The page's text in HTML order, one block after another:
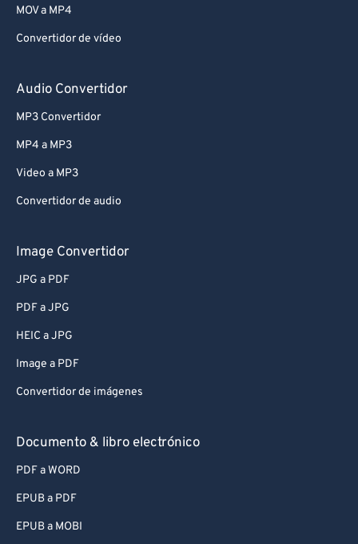
MOV a MP4
Convertidor de vídeo
Audio Convertidor
MP3 Convertidor
MP4 a MP3
Video a MP3
Convertidor de audio
Image Convertidor
JPG a PDF
PDF a JPG
HEIC a JPG
Image a PDF
Convertidor de imágenes
Documento & libro electrónico
PDF a WORD
EPUB a PDF
EPUB a MOBI